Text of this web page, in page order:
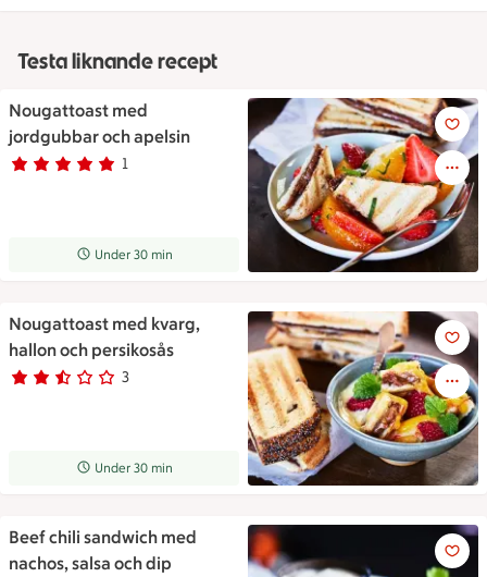
Testa liknande recept
Nougattoast med
jordgubbar och apelsin
Betyg 5 av 5.
1
1 personer har röstat
Receptet tar Under 30 min att tillaga
Under 30 min
Nougattoast med
Nougattoast med kvarg,
hallon och persikosås
Betyg 2.3 av 5. 3
3 personer har röstat
Receptet tar Under 30 min att tillaga
Under 30 min
Nougattoast med kvarg,
Beef chili sandwich med
nachos, salsa och dip
Beef chili sandwich med